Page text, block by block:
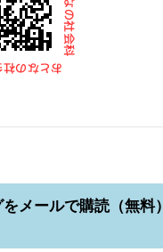
メールで購読（無料）